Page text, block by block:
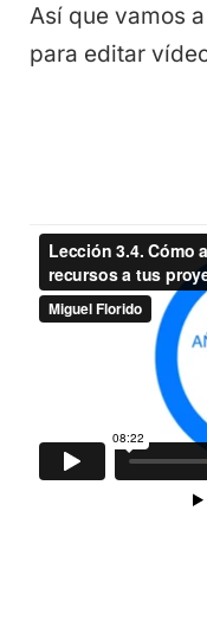
Así que vamos
para editar